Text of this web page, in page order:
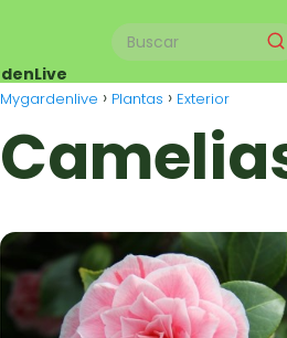
Mygardenlive Plantas Exterior